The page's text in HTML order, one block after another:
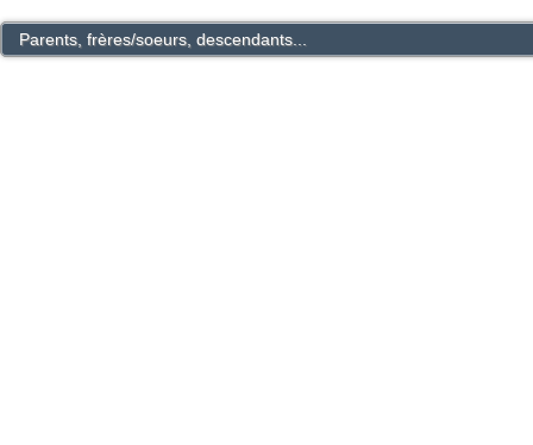
Parents, frères/soeurs, descendants...